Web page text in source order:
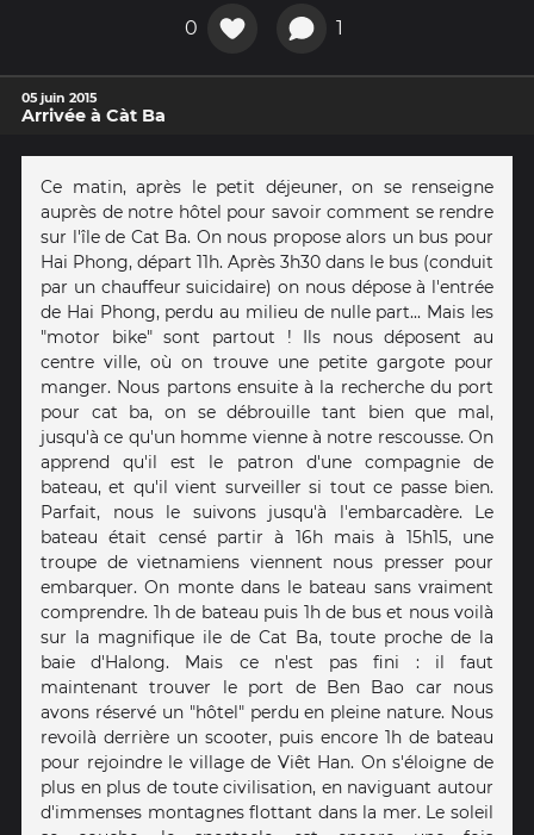
0 1
05 juin 2015
Arrivée à Càt Ba
Ce matin, après le petit déjeuner, on se renseigne
auprès de notre hôtel pour savoir comment se rendre
sur l'île de Cat Ba. On nous propose alors un bus pour
Hai Phong, départ 11h. Après 3h30 dans le bus (conduit
par un chauffeur suicidaire) on nous dépose à l'entrée
de Hai Phong, perdu au milieu de nulle part... Mais les
"motor bike" sont partout ! Ils nous déposent au
centre ville, où on trouve une petite gargote pour
manger. Nous partons ensuite à la recherche du port
pour cat ba, on se débrouille tant bien que mal,
jusqu'à ce qu'un homme vienne à notre rescousse. On
apprend qu'il est le patron d'une compagnie de
bateau, et qu'il vient surveiller si tout ce passe bien.
Parfait, nous le suivons jusqu'à l'embarcadère. Le
bateau était censé partir à 16h mais à 15h15, une
troupe de vietnamiens viennent nous presser pour
embarquer. On monte dans le bateau sans vraiment
comprendre. 1h de bateau puis 1h de bus et nous voilà
sur la magnifique ile de Cat Ba, toute proche de la
baie d'Halong. Mais ce n'est pas fini : il faut
maintenant trouver le port de Ben Bao car nous
avons réservé un "hôtel" perdu en pleine nature. Nous
revoilà derrière un scooter, puis encore 1h de bateau
pour rejoindre le village de Viêt Han. On s'éloigne de
plus en plus de toute civilisation, en naviguant autour
d'immenses montagnes flottant dans la mer. Le soleil